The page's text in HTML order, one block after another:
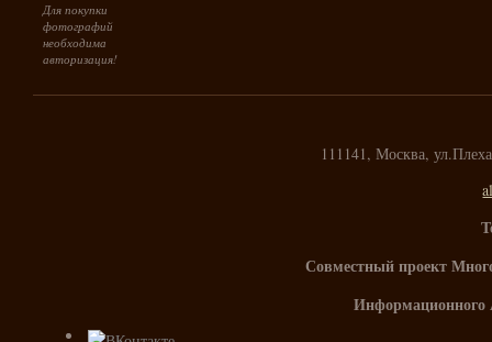
Для покупки
фотографий
необходима
авторизация!
111141, Москва,
Совместный проект